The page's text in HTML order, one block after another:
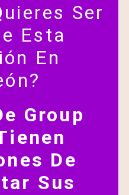
Ser
Esta
En
Group
De
Sus